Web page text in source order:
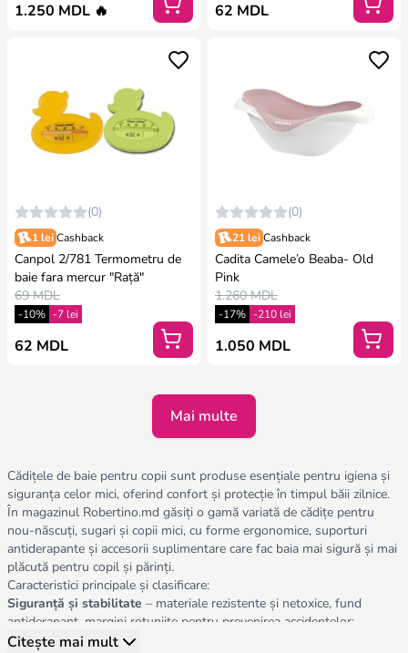
1.250 MDL 🔥 62 MDL
(0)
1 lei Cashback
Canpol 2/781 Termometru de
baie fara mercur "Rață"
69 MDL
-10% -7 lei
62 MDL
(0)
21 lei Cashback
Cadita Camele’o Beaba- Old
Pink
1.260 MDL
-17% -210 lei
1.050 MDL
Mai multe
Cădițele de baie pentru copii sunt produse esențiale pentru igiena și
siguranța celor mici, oferind confort și protecție în timpul băii zilnice.
În magazinul Robertino.md găsiți o gamă variată de cădițe pentru
nou-născuți, sugari și copii mici, cu forme ergonomice, suporturi
antiderapante și accesorii suplimentare care fac baia mai sigură și mai
plăcută pentru copil și părinți.
Caracteristici principale și clasificare:
Siguranță și stabilitate – materiale rezistente și netoxice, fund
antiderapant, margini rotunjite pentru prevenirea accidentelor;
Vârste și dimensiuni recomandate
Citește mai mult